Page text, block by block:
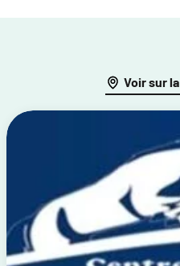
Voir sur